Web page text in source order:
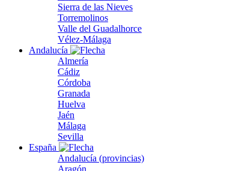
Sierra de las Nieves
Torremolinos
Valle del Guadalhorce
Vélez-Málaga
Andalucía
Almería
Cádiz
Córdoba
Granada
Huelva
Jaén
Málaga
Sevilla
España
Andalucía (provincias)